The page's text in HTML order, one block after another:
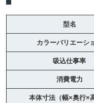
型名
カラーバリエーシ
吸込仕事率
消費電力
本体寸法（幅×奥行×